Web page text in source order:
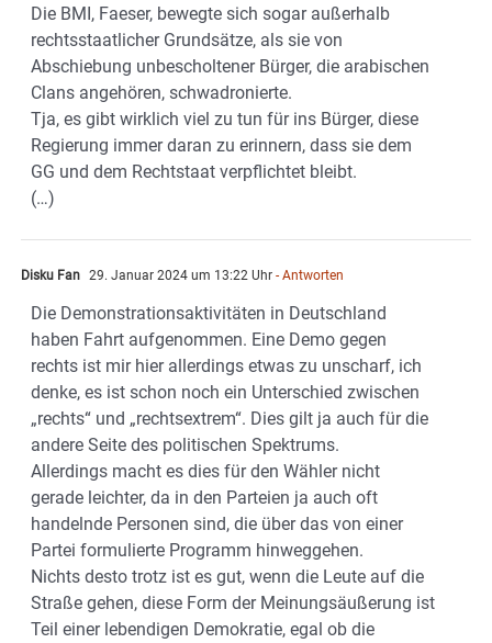
Die BMI, Faeser, bewegte sich sogar außerhalb
rechtsstaatlicher Grundsätze, als sie von
Abschiebung unbescholtener Bürger, die arabischen
Clans angehören, schwadronierte.
Tja, es gibt wirklich viel zu tun für ins Bürger, diese
Regierung immer daran zu erinnern, dass sie dem
GG und dem Rechtstaat verpflichtet bleibt.
(…)
Disku Fan 29. Januar 2024 um 13:22 Uhr - Antworten
Die Demonstrationsaktivitäten in Deutschland
haben Fahrt aufgenommen. Eine Demo gegen
rechts ist mir hier allerdings etwas zu unscharf, ich
denke, es ist schon noch ein Unterschied zwischen
„rechts“ und „rechtsextrem“. Dies gilt ja auch für die
andere Seite des politischen Spektrums.
Allerdings macht es dies für den Wähler nicht
gerade leichter, da in den Parteien ja auch oft
handelnde Personen sind, die über das von einer
Partei formulierte Programm hinweggehen.
Nichts desto trotz ist es gut, wenn die Leute auf die
Straße gehen, diese Form der Meinungsäußerung ist
Teil einer lebendigen Demokratie, egal ob die